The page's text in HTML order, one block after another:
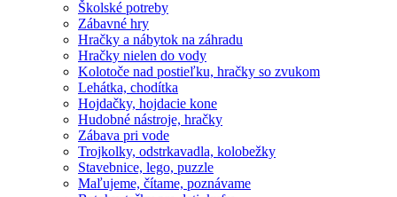
Školské potreby
Zábavné hry
Hračky a nábytok na záhradu
Hračky nielen do vody
Kolotoče nad postieľku, hračky so zvukom
Lehátka, chodítka
Hojdačky, hojdacie kone
Hudobné nástroje, hračky
Zábava pri vode
Trojkolky, odstrkavadla, kolobežky
Stavebnice, lego, puzzle
Maľujeme, čítame, poznávame